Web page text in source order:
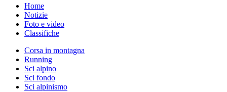
Home
Notizie
Foto e video
Classifiche
Corsa in montagna
Running
Sci alpino
Sci fondo
Sci alpinismo